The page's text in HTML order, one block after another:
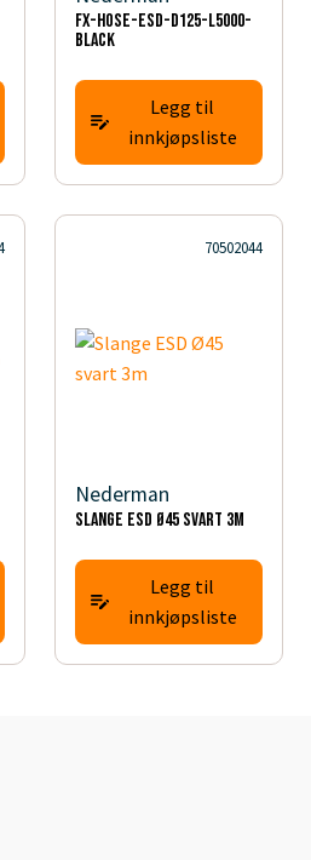
FX-Hose-ESD-D125-L5000-
Black
Legg til
innkjøpsliste
70502044
Nederman
Slange ESD Ø45 svart 3m
Legg til
innkjøpsliste